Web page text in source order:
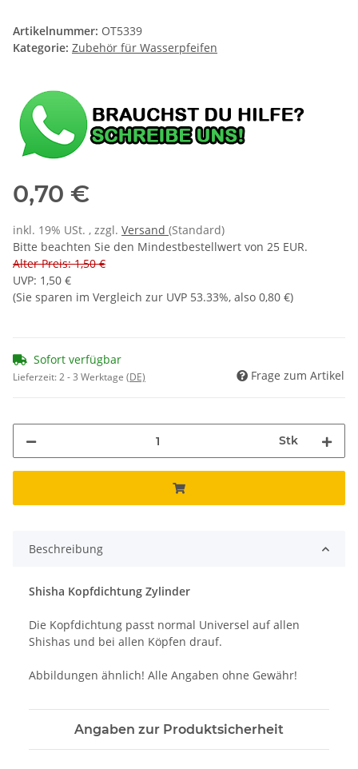
Artikelnummer: OT5339
Kategorie: Zubehör für Wasserpfeifen
0,70 €
inkl. 19% USt. , zzgl. Versand (Standard)
Bitte beachten Sie den Mindestbestellwert von 25 EUR.
Alter Preis: 1,50 €
UVP: 1,50 €
(Sie sparen im Vergleich zur UVP 53.33%, also 0,80 €)
Sofort verfügbar
Lieferzeit:2 - 3 Werktage (DE) Frage zum Artikel
Stk
Beschreibung
Shisha Kopfdichtung Zylinder
Die Kopfdichtung passt normal Universel auf allen
Shishas und bei allen Köpfen drauf.
Abbildungen ähnlich! Alle Angaben ohne Gewähr!
Angaben zur Produktsicherheit